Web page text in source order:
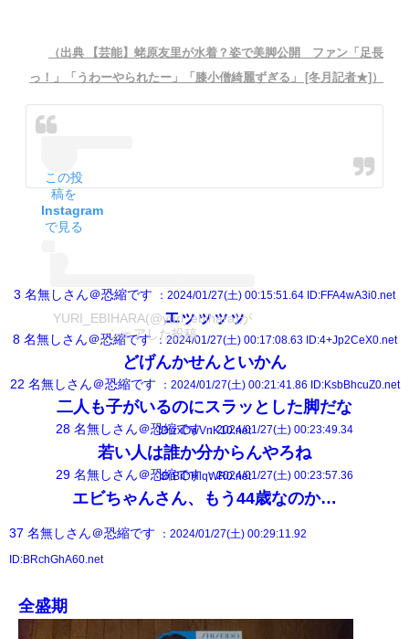
（出典 【芸能】蛯原友里が水着？姿で美脚公開 ファン「足長
っ！」「うわーやられたー」「膝小僧綺麗ずぎる」 [冬月記者★]）
この投
稿を
Instagram
で見る
YURI_EBIHARA(@yuri_ebihara)が
シェアした投稿
3 名無しさん＠恐縮です ：2024/01/27(土) 00:15:51.64 ID:FFA4wA3i0.net
エッッッッ
8 名無しさん＠恐縮です：2024/01/27(土) 00:17:08.63 ID:4+Jp2CeX0.net
どげんかせんといかん
22 名無しさん＠恐縮です ：2024/01/27(土) 00:21:41.86 ID:KsbBhcuZ0.net
二人も子がいるのにスラッとした脚だな
28 名無しさん＠恐縮です：2024/01/27(土) 00:23:49.34
ID:zxOwVnK10.net
若い人は誰か分からんやろね
29 名無しさん＠恐縮です：2024/01/27(土) 00:23:57.36
ID:BiDHlqWR0.net
エビちゃんさん、もう44歳なのか…
37 名無しさん＠恐縮です ：2024/01/27(土) 00:29:11.92
ID:BRchGhA60.net
全盛期